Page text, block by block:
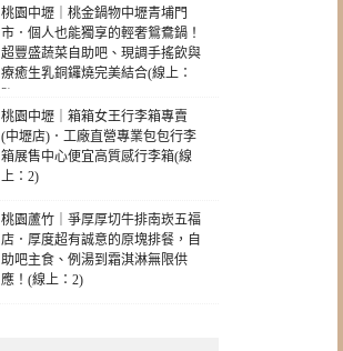
桃園中壢｜桃金鍋物中壢青埔門
市．個人也能獨享的輕奢鴛鴦鍋！
超豐盛蔬菜自助吧、現調手搖飲與
療癒生乳銅鑼燒完美結合(線上：
2)
桃園中壢｜箱箱女王行李箱專賣
(中壢店)．工廠直營專業包包行李
箱展售中心便宜高質感行李箱(線
上：2)
桃園蘆竹｜爭厚厚切牛排南崁五福
店．厚度超有誠意的原塊排餐，自
助吧主食、例湯到霜淇淋無限供
應！(線上：2)